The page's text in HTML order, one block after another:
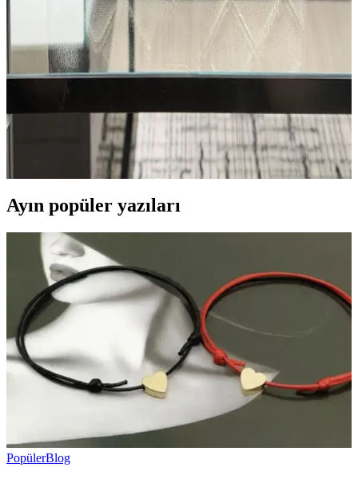
Eski Gucci çantaların iç yapışkanlık, deri bakımı ve metal donanım
temizliği gibi sorunları, doğru tekniklerle giderilerek çanta yenilenir
ve kullanım ömrü uzatılır.
Chanel Çantalarında Asimetrik Kapak Sorunu:
Chanel çantalarındaki asimetrik kapaklar, tasarım değil işçilik hatası
olarak değerlendiriliyor. Kullanıcılar kalite kontrol eksikliğine dikkat
çekiyor ve vintage modellerin daha üstün olduğunu belirtiyor.
Ayın popüler yazıları
PopülerBlog